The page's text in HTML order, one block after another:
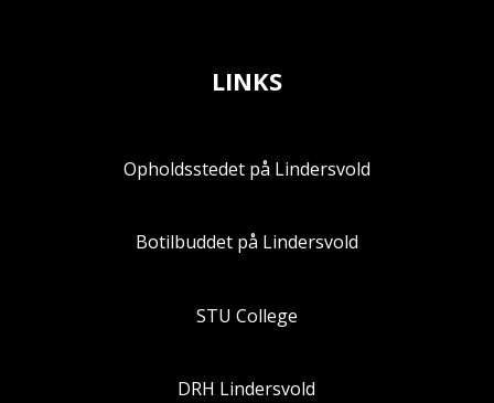
LINKS
Opholdsstedet på Lindersvold
Botilbuddet på Lindersvold
STU College
DRH Lindersvold